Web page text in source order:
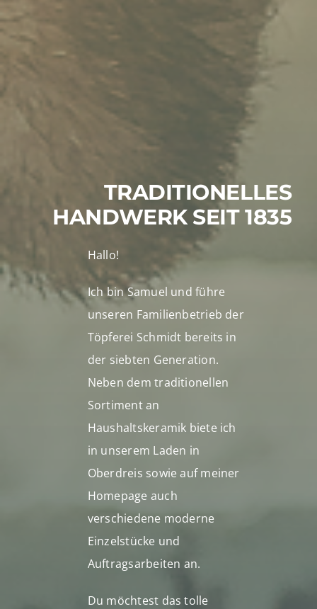
TRADITIONELLES
HANDWERK SEIT 1835
Hallo!
Ich bin Samuel und führe
unseren Familienbetrieb der
Töpferei Schmidt bereits in
der siebten Generation.
Neben dem traditionellen
Sortiment an
Haushaltskeramik biete ich
in unserem Laden in
Oberdreis sowie auf meiner
Homepage auch
verschiedene moderne
Einzelstücke und
Auftragsarbeiten an.
Du möchtest das tolle